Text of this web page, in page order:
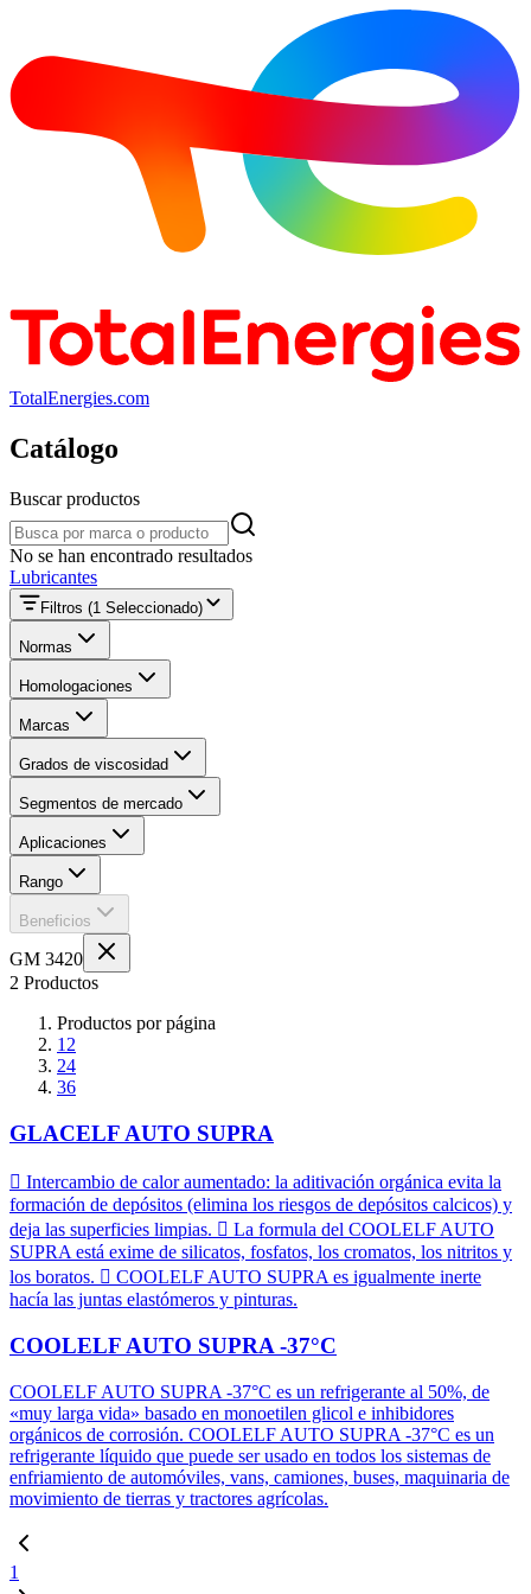
TotalEnergies.com
Catálogo
Buscar productos
Buscar productos
No se han encontrado resultados
Lubricantes
Filtros (1 Seleccionado)
Normas
Homologaciones
Marcas
Grados de viscosidad
Segmentos de mercado
Aplicaciones
Rango
Beneficios
GM 3420
2 Productos
Productos por página
12
24
36
GLACELF AUTO SUPRA
 Intercambio de calor aumentado: la aditivación orgánica evita la
formación de depósitos (elimina los riesgos de depósitos calcicos) y
deja las superficies limpias.  La formula del COOLELF AUTO
SUPRA está exime de silicatos, fosfatos, los cromatos, los nitritos y
los boratos.  COOLELF AUTO SUPRA es igualmente inerte
hacía las juntas elastómeros y pinturas.
COOLELF AUTO SUPRA -37°C
COOLELF AUTO SUPRA -37°C es un refrigerante al 50%, de
«muy larga vida» basado en monoetilen glicol e inhibidores
orgánicos de corrosión. COOLELF AUTO SUPRA -37°C es un
refrigerante líquido que puede ser usado en todos los sistemas de
enfriamiento de automóviles, vans, camiones, buses, maquinaria de
movimiento de tierras y tractores agrícolas.
1